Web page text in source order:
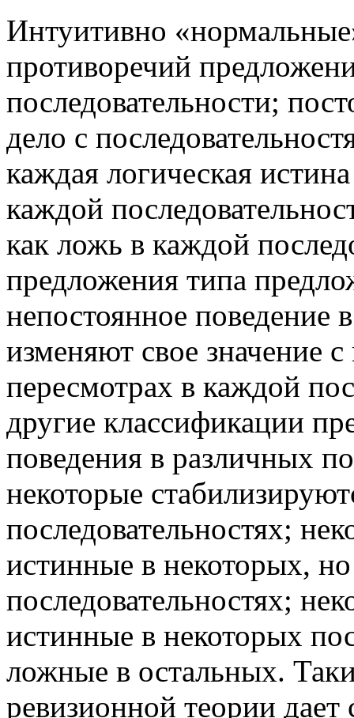
Интуитивно
противоречий
последовательности;
дело с
каждая логическая
каждой
как ложь в каждой
предложения типа
непостоянное поведение
изменяют свое значение
пересмотрах в каждой
другие классификации
поведения в различных
некоторые
последовательностях;
истинные в некоторых,
последовательностях;
истинные в некоторых
ложные в остальных.
ревизионной теории дает